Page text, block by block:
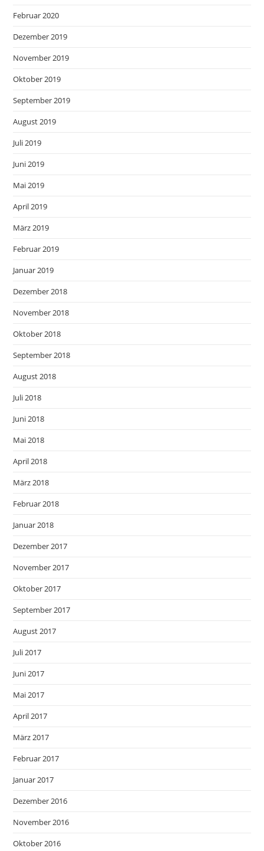
Februar 2020
Dezember 2019
November 2019
Oktober 2019
September 2019
August 2019
Juli 2019
Juni 2019
Mai 2019
April 2019
März 2019
Februar 2019
Januar 2019
Dezember 2018
November 2018
Oktober 2018
September 2018
August 2018
Juli 2018
Juni 2018
Mai 2018
April 2018
März 2018
Februar 2018
Januar 2018
Dezember 2017
November 2017
Oktober 2017
September 2017
August 2017
Juli 2017
Juni 2017
Mai 2017
April 2017
März 2017
Februar 2017
Januar 2017
Dezember 2016
November 2016
Oktober 2016